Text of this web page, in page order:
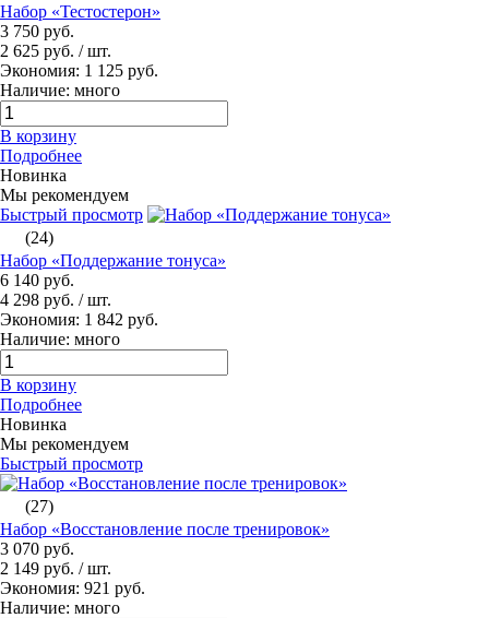
Набор «Тестостерон»
3 750 руб.
2 625 руб. / шт.
Экономия: 1 125 руб.
Наличие: много
В корзину
Подробнее
Новинка
Мы рекомендуем
Быстрый просмотр
(24)
Набор «Поддержание тонуса»
6 140 руб.
4 298 руб. / шт.
Экономия: 1 842 руб.
Наличие: много
В корзину
Подробнее
Новинка
Мы рекомендуем
Быстрый просмотр
(27)
Набор «Восстановление после тренировок»
3 070 руб.
2 149 руб. / шт.
Экономия: 921 руб.
Наличие: много